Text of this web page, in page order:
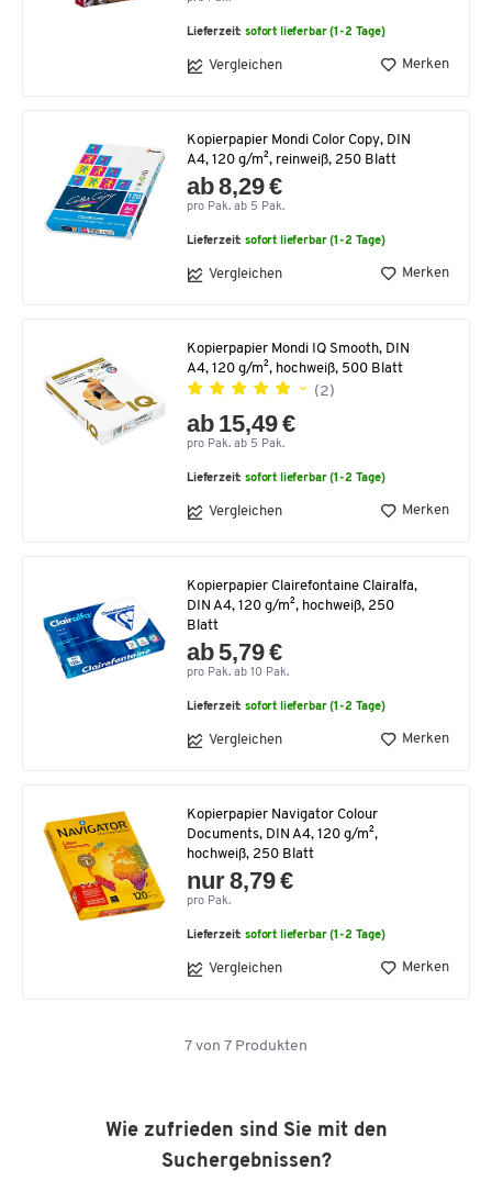
Lieferzeit:sofort lieferbar (1-2 Tage)
Vergleichen Merken
Kopierpapier Mondi Color Copy, DIN
A4, 120 g/m², reinweiß, 250 Blatt
ab 8,29 €
pro Pak. ab 5 Pak.
Lieferzeit:sofort lieferbar (1-2 Tage)
Vergleichen Merken
Kopierpapier Mondi IQ Smooth, DIN
A4, 120 g/m², hochweiß, 500 Blatt
(2)
ab 15,49 €
pro Pak. ab 5 Pak.
Lieferzeit:sofort lieferbar (1-2 Tage)
Vergleichen Merken
Kopierpapier Clairefontaine Clairalfa,
DIN A4, 120 g/m², hochweiß, 250
Blatt
ab 5,79 €
pro Pak. ab 10 Pak.
Lieferzeit:sofort lieferbar (1-2 Tage)
Vergleichen Merken
Kopierpapier Navigator Colour
Documents, DIN A4, 120 g/m²,
hochweiß, 250 Blatt
nur 8,79 €
pro Pak.
Lieferzeit:sofort lieferbar (1-2 Tage)
Vergleichen Merken
7 von 7 Produkten
Wie zufrieden sind Sie mit den
Suchergebnissen?